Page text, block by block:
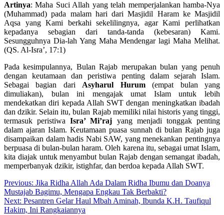
Artinya: Maha Suci Allah yang telah memperjalankan hamba-Nya
(Muhammad) pada malam hari dari Masjidil Haram ke Masjidil
Aqsa yang Kami berkahi sekelilingnya, agar Kami perlihatkan
kepadanya sebagian dari tanda-tanda (kebesaran) Kami.
Sesungguhnya Dia-lah Yang Maha Mendengar lagi Maha Melihat.
(QS. Al-Isra’, 17:1)
Pada kesimpulannya, Bulan Rajab merupakan bulan yang penuh
dengan keutamaan dan peristiwa penting dalam sejarah Islam.
Sebagai bagian dariAsyharul Hurum(empat bulan yang
dimuliakan), bulan ini mengajak umat Islam untuk lebih
mendekatkan diri kepada Allah SWT dengan meningkatkan ibadah
dan dzikir. Selain itu, bulan Rajab memiliki nilai historis yang tinggi,
termasuk peristiwaIsra’ Mi’raj yang menjadi tonggak penting
dalam ajaran Islam. Keutamaan puasa sunnah di bulan Rajab juga
disampaikan dalam hadis Nabi SAW, yang menekankan pentingnya
berpuasa di bulan-bulan haram. Oleh karena itu, sebagai umat Islam,
kita diajak untuk menyambut bulan Rajab dengan semangat ibadah,
memperbanyak dzikir, istighfar, dan berdoa kepada Allah SWT.
Navigasi
pos
Previous: Jika Ridha Allah Ada Dalam Ridha Ibumu dan Doanya
Mustajab Bagimu, Mengapa Engkau Tak Berbakti?
Next: Pesantren Gelar Haul Mbah Aminah, Ibunda K.H. Taufiqul
Hakim, Ini Rangkaiannya